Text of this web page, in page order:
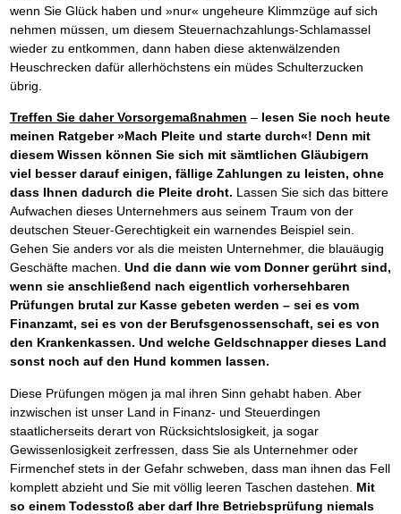
wenn Sie Glück haben und »nur« ungeheure Klimmzüge auf sich
nehmen müssen, um diesem Steuernachzahlungs-Schlamassel
wieder zu entkommen, dann haben diese aktenwälzenden
Heuschrecken dafür allerhöchstens ein müdes Schulterzucken
übrig.
Treffen Sie daher Vorsorgemaßnahmen – lesen Sie noch heute
meinen Ratgeber »Mach Pleite und starte durch«! Denn mit
diesem Wissen können Sie sich mit sämtlichen Gläubigern
viel besser darauf einigen, fällige Zahlungen zu leisten, ohne
dass Ihnen dadurch die Pleite droht. Lassen Sie sich das bittere
Aufwachen dieses Unternehmers aus seinem Traum von der
deutschen Steuer-Gerechtigkeit ein warnendes Beispiel sein.
Gehen Sie anders vor als die meisten Unternehmer, die blauäugig
Geschäfte machen. Und die dann wie vom Donner gerührt sind,
wenn sie anschließend nach eigentlich vorhersehbaren
Prüfungen brutal zur Kasse gebeten werden – sei es vom
Finanzamt, sei es von der Berufsgenossenschaft, sei es von
den Krankenkassen. Und welche Geldschnapper dieses Land
sonst noch auf den Hund kommen lassen.
Diese Prüfungen mögen ja mal ihren Sinn gehabt haben. Aber
inzwischen ist unser Land in Finanz- und Steuerdingen
staatlicherseits derart von Rücksichtslosigkeit, ja sogar
Gewissenlosigkeit zerfressen, dass Sie als Unternehmer oder
Firmenchef stets in der Gefahr schweben, dass man ihnen das Fell
komplett abzieht und Sie mit völlig leeren Taschen dastehen. Mit
so einem Todesstoß aber darf Ihre Betriebsprüfung niemals